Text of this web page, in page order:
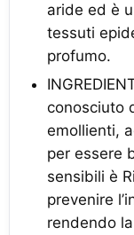
aride ed è
tessuti
profumo.
conosciuto
emollienti,
per essere
sensibili è
prevenire
rendendo